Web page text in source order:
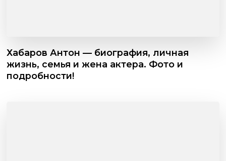
Хабаров Антон — биография, личная
жизнь, семья и жена актера. Фото и
подробности!